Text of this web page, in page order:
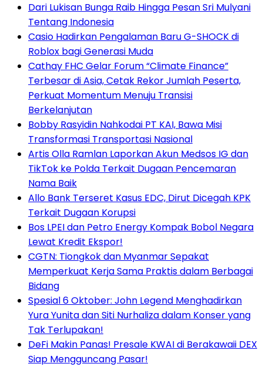
Dari Lukisan Bunga Raib Hingga Pesan Sri Mulyani
Tentang Indonesia
Casio Hadirkan Pengalaman Baru G-SHOCK di
Roblox bagi Generasi Muda
Cathay FHC Gelar Forum “Climate Finance”
Terbesar di Asia, Cetak Rekor Jumlah Peserta,
Perkuat Momentum Menuju Transisi
Berkelanjutan
Bobby Rasyidin Nahkodai PT KAI, Bawa Misi
Transformasi Transportasi Nasional
Artis Olla Ramlan Laporkan Akun Medsos IG dan
TikTok ke Polda Terkait Dugaan Pencemaran
Nama Baik
Allo Bank Terseret Kasus EDC, Dirut Dicegah KPK
Terkait Dugaan Korupsi
Bos LPEI dan Petro Energy Kompak Bobol Negara
Lewat Kredit Ekspor!
CGTN: Tiongkok dan Myanmar Sepakat
Memperkuat Kerja Sama Praktis dalam Berbagai
Bidang
Spesial 6 Oktober: John Legend Menghadirkan
Yura Yunita dan Siti Nurhaliza dalam Konser yang
Tak Terlupakan!
DeFi Makin Panas! Presale KWAI di Berakawaii DEX
Siap Mengguncang Pasar!